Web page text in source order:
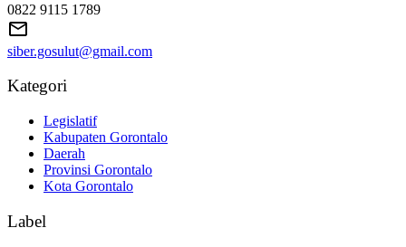
0822 9115 1789
siber.gosulut@gmail.com
Kategori
Legislatif
Kabupaten Gorontalo
Daerah
Provinsi Gorontalo
Kota Gorontalo
Label